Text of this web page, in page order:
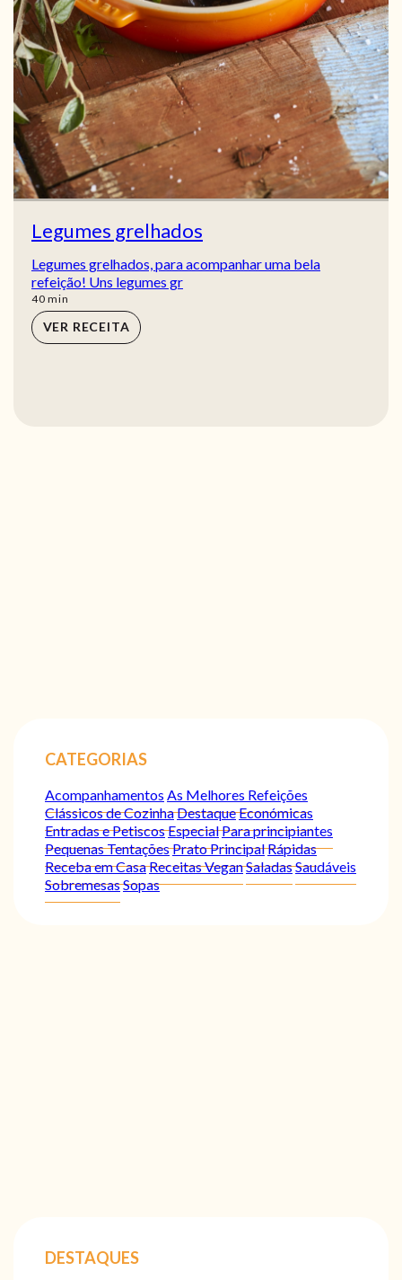
Legumes grelhados
Legumes grelhados, para acompanhar uma bela
refeição! Uns legumes gr
40min
min
VER RECEITA
CATEGORIAS
Acompanhamentos As Melhores Refeições
Clássicos de CozinhaDestaqueEconómicas
Entradas e PetiscosEspecialPara principiantes
Pequenas TentaçõesPrato PrincipalRápidas
Receba em CasaReceitas VeganSaladasSaudáveis
SobremesasSopas
DESTAQUES